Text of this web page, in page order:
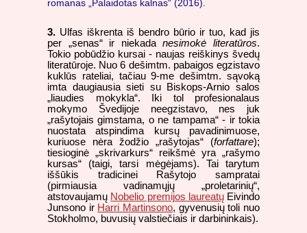
romanas „Palaidotas kalnas“ (2016).
3. Ulfas iškrenta iš bendro būrio ir tuo, kad jis
per „senas“ ir niekadanesimokė literatūros.
Tokio pobūdžio kursai - naujas reiškinys švedų
literatūroje. Nuo 6 dešimtm. pabaigos egzistavo
kuklūs rateliai, tačiau 9-me dešimtm. sąvoką
imta daugiausia sieti su Biskops-Arnio salos
„liaudies mokykla“. Iki tol profesionalaus
mokymo Švedijoje neegzistavo, nes juk
„rašytojais gimstama, o ne tampama“ - ir tokia
nuostata atspindima kursų pavadinimuose,
kuriuose nėra žodžio „rašytojas“ (forfattare);
tiesioginė „skrivarkurs“ reikšmė yra „rašymo
kursas“ (taigi, tarsi mėgėjams). Tai tarytum
iššūkis tradicinei Rašytojo sampratai
(pirmiausia vadinamųjų „proletarinių“,
atstovaujamų Nobelio premijos laureatųEivindo
Junsono ir Harri Martinsono, gyvenusių toli nuo
Stokholmo, buvusių valstiečiais ir darbininkais).